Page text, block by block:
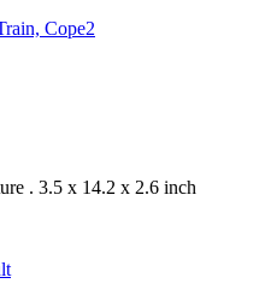
. 3.5 x 14.2 x 2.6 inch